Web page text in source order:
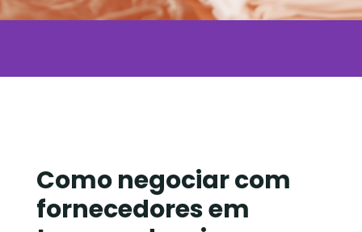
Como negociar com
fornecedores em